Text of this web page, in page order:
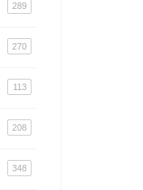
289
270
113
208
348